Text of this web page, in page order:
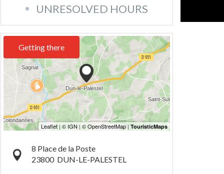
UNRESOLVED HOURS
Getting there
8 Place de la Poste
23800 DUN-LE-PALESTEL